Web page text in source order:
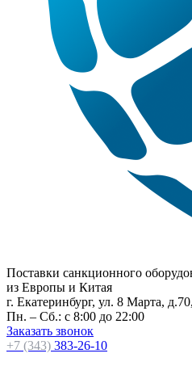
Поставки санкционного
из Европы и Китая
г. Екатеринбург, ул. 8 Марта,
Пн. – Сб.: с 8:00 до 22:00
Заказать звонок
+7 (343) 383-26-10